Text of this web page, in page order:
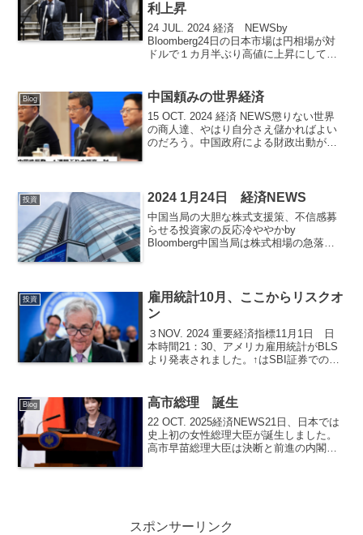
利上昇
24 JUL. 2024 経済 NEWSby
Bloomberg24日の日本市場は円相場が対
ドルで１カ月半ぶり高値に上昇にしてい
買われた。円高を嫌気して日本株は下落
して...
Blog 中国頼みの世界経済
15 OCT. 2024 経済 NEWS懲りない世界
の商人達、やはり自分さえ儲かればよい
のだろう。中国政府による財政出動が発
週...
投資 2024 1月24日 経済NEWS
中国当局の大胆な株式支援策、不信感募
らせる投資家の反応冷ややかby
Bloomberg中国当局は株式相場の急落阻
本的に修復しなければ...
投資
雇用統計10月、ここからリスクオ
ン
３NOV. 2024 重要経済指標11月1日 日
本時間21：30、アメリカ雇用統計がBLS
より発表されました。↑はSBI証券での発
した。9月の速報値は22.3...
Blog 高市総理 誕生
22 OCT. 2025経済NEWS21日、日本では
史上初の女性総理大臣が誕生しました。
高市早苗総理大臣は決断と前進の内閣だ
スポンサーリンク